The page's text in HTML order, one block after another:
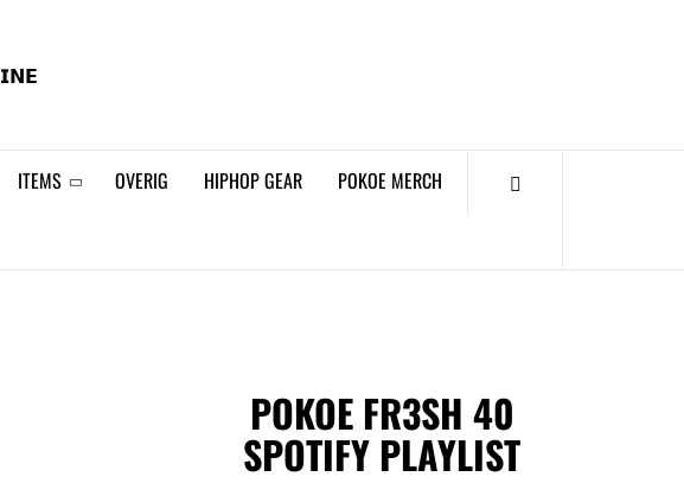
𝗠𝗔𝗚𝗔𝗭𝗜𝗡𝗘
ITEMS OVERIG HIPHOP GEAR POKOE MERCH
POKOE FR3SH 40
SPOTIFY PLAYLIST